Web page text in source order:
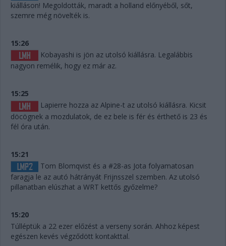
kiálláson! Megoldották, maradt a holland előnyéből, sőt,
szemre még növelték is.
15:26
Kobayashi is jön az utolsó kiállásra. Legalábbis
nagyon remélik, hogy ez már az.
15:25
Lapierre hozza az Alpine-t az utolsó kiállásra. Kicsit
döcögnek a mozdulatok, de ez bele is fér és érthető is 23 és
fél óra után.
15:21
Tom Blomqvist és a #28-as Jota folyamatosan
faragja le az autó hátrányát Frijnsszel szemben. Az utolsó
pillanatban elúszhat a WRT kettős győzelme?
15:20
Túlléptük a 22 ezer előzést a verseny során. Ahhoz képest
egészen kevés végződött kontakttal.